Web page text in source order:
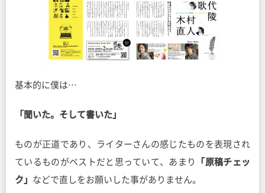
基本的に僕は…
「聞いた。そして書いた」
ものが正道であり、ライターさんの感じたものを表現され
ているものがベストだと思っていて、あまり
「原稿チェッ
ク」 などで直しをお願いした事がありません。